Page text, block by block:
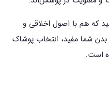
که هم با اصول اخلاقی و
شما مفید، انتخاب پوشاک
است.